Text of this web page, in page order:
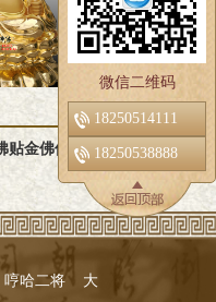
大肚佛弥勒佛贴金佛像订制
哼哈二将 大
微信二维码
18250514111
18250538888